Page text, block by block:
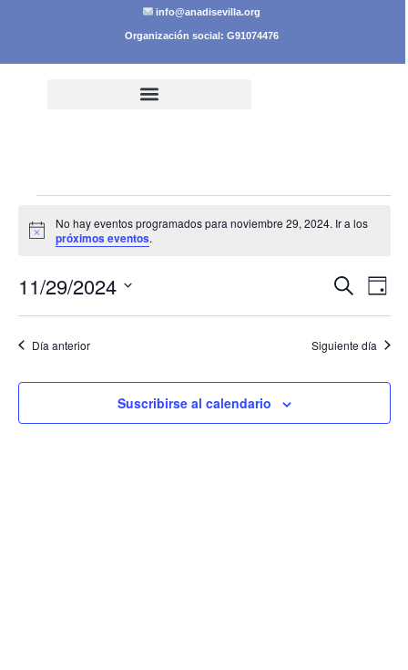
info@anadisevilla.org
Organización social: G91074476
Aviso
No hay eventos programados para noviembre 29, 2024. Ir a los
próximos eventos.
de
y
Buscar
de
de
Día
11/29/2024
la
fecha.
Día anterior Siguiente día
Suscribirse al calendario